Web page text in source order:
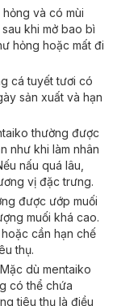
và có mùi
khi mở bao bì
hỏng hoặc mất đi
cá tuyết tươi có
sản xuất và hạn
thường được
như khi làm nhân
nấu quá lâu,
vị đặc trưng.
được ướp muối
muối khá cao.
cần hạn chế
thụ.
dù mentaiko
có thể chứa
tiêu thụ là điều